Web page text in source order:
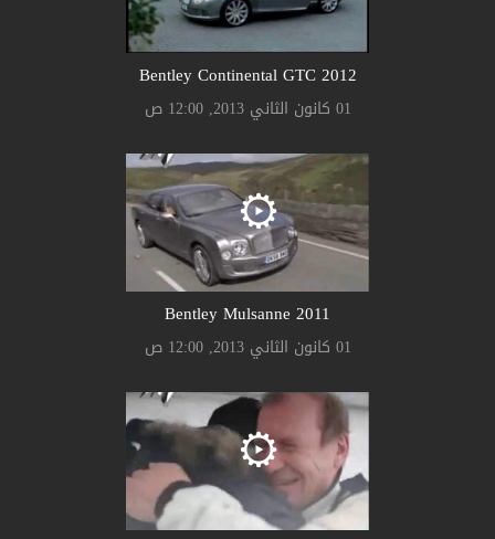
Bentley Continental GTC 2012
01 كانون الثاني 2013, 12:00 ص
Bentley Mulsanne 2011
01 كانون الثاني 2013, 12:00 ص